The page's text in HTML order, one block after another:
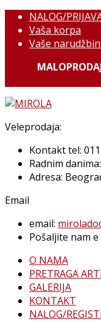
NALOG/
Vaša korpa
Vaše
Veleprodaja:
Kontakt tel:
Radnim
Adresa:
Email
email:
Pošaljite nam e
O NAMA
PRETRAGA
GALERIJA
KONTAKT
NALOG/